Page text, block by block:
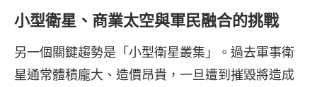
小型衛星、商業太空與軍民融合的挑戰
另一個關鍵趨勢是「小型衛星叢集」。過去軍事衛
星通常體積龐大、造價昂貴，一旦遭到摧毀將造成